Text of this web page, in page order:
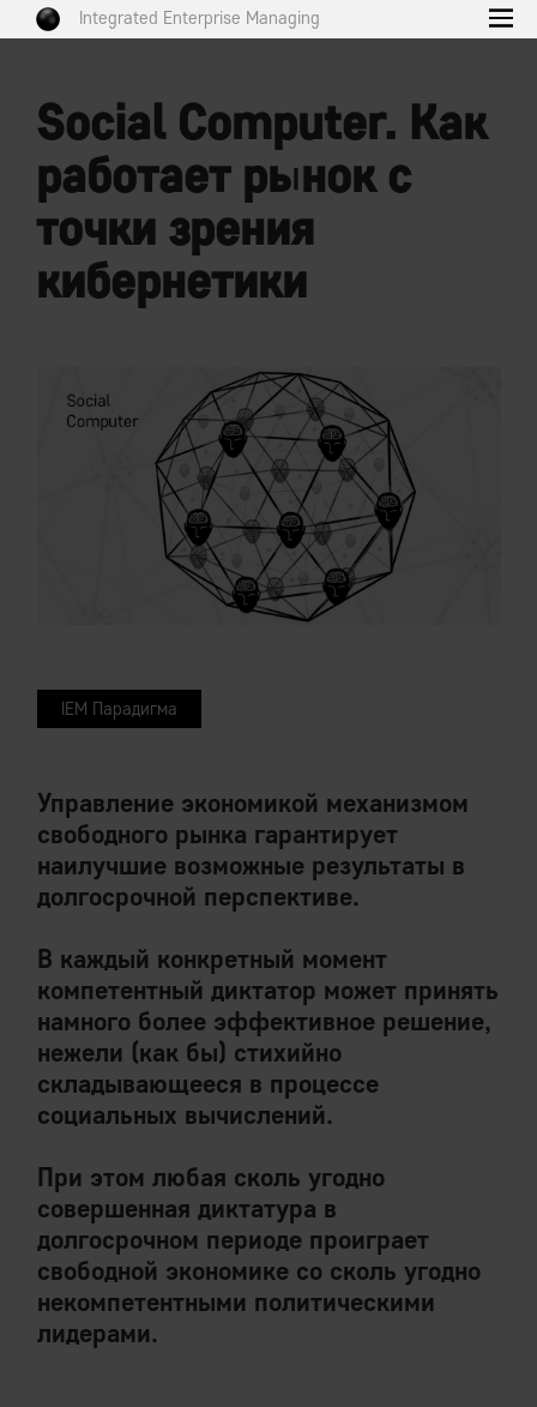
Integrated Enterprise Managing
Social Computer. Как
работает рынок с
точки зрения
кибернетики
IEM Парадигма
Управление экономикой механизмом
свободного рынка гарантирует
наилучшие возможные результаты в
долгосрочной перспективе.
В каждый конкретный момент
компетентный диктатор может принять
намного более эффективное решение,
нежели (как бы) стихийно
складывающееся в процессе
социальных вычислений.
При этом любая сколь угодно
совершенная диктатура в
долгосрочном периоде проиграет
свободной экономике со сколь угодно
некомпетентными политическими
лидерами.